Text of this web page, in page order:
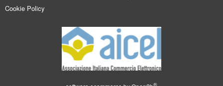
Cookie Policy
®